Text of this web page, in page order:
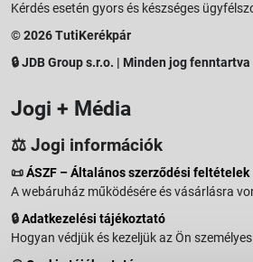
Kérdés esetén gyors és készséges
© 2026 TutiKerékpár
🔒 JDB Group s.r.o. | Minden jog fenntartva
Jogi + Média
⚖️ Jogi információk
📜ÁSZF – Általános szerződési feltételek
A webáruház működésére és vásárlásra
🔒Adatkezelési tájékoztató
Hogyan védjük és kezeljük az Ön